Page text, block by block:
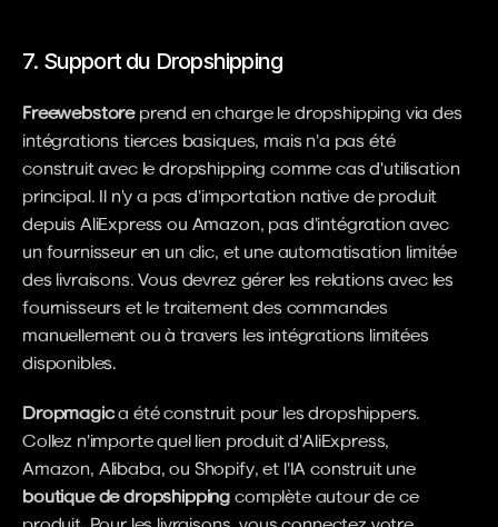
7. Support du Dropshipping
Freewebstore prend en charge le dropshipping via des
intégrations tierces basiques, mais n'a pas été
construit avec le dropshipping comme cas d'utilisation
principal. Il n'y a pas d'importation native de produit
depuis AliExpress ou Amazon, pas d'intégration avec
un fournisseur en un clic, et une automatisation limitée
des livraisons. Vous devrez gérer les relations avec les
fournisseurs et le traitement des commandes
manuellement ou à travers les intégrations limitées
disponibles.
Dropmagic a été construit pour les dropshippers.
Collez n'importe quel lien produit d'AliExpress,
boutique de dropshipping complète autour de ce